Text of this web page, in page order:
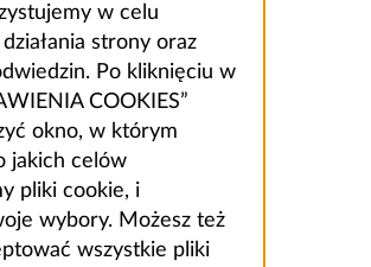
w celu
strony oraz
Po kliknięciu w
COOKIES”
okno, w którym
jakich celów
pliki cookie, i
wybory. Możesz też
wszystkie pliki